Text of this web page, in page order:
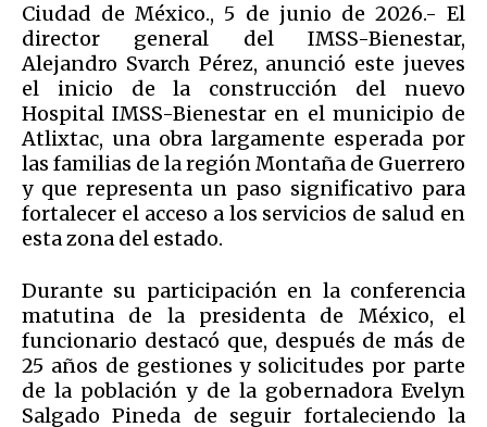
Ciudad de México., 5 de junio de 2026.- El
director general del IMSS-Bienestar,
Alejandro Svarch Pérez, anunció este jueves
el inicio de la construcción del nuevo
Hospital IMSS-Bienestar en el municipio de
Atlixtac, una obra largamente esperada por
las familias de la región Montaña de Guerrero
y que representa un paso significativo para
fortalecer el acceso a los servicios de salud en
esta zona del estado.
Durante su participación en la conferencia
matutina de la presidenta de México, el
funcionario destacó que, después de más de
25 años de gestiones y solicitudes por parte
de la población y de la gobernadora Evelyn
Salgado Pineda de seguir fortaleciendo la